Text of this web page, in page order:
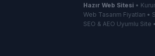
Hazır Web Sitesi •
Web Tasarım Fiyatları
SEO & AEO Uyumlu Site